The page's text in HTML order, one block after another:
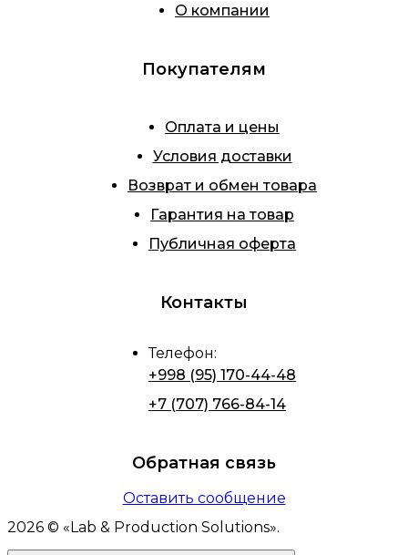
О компании
Покупателям
Оплата и цены
Условия доставки
Возврат и обмен товара
Гарантия на товар
Публичная оферта
Контакты
Телефон:
+998 (95) 170-44-48
+7 (707) 766-84-14
Обратная связь
Оставить сообщение
2026 © « Lab & Production Solutions».